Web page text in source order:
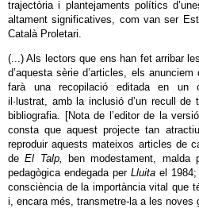
trajectòria i plantejaments polítics
altament significatives, com van ser
Català Proletari.
(...) Als lectors que ens han fet arribar
d’aquesta sèrie d’articles, els
farà una recopilació editada en un
il·lustrat, amb la inclusió d’un recull
bibliografia. [Nota de l’editor de la
consta que aquest projecte tan
reproduir aquests mateixos articles de
deEl Talp,
ben modestament, malda
pedagògica endegada per Lluita el
consciència de la importància vital que
i, encara més, transmetre-la a les noves